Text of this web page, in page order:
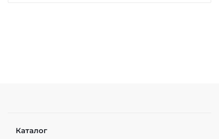
Каталог